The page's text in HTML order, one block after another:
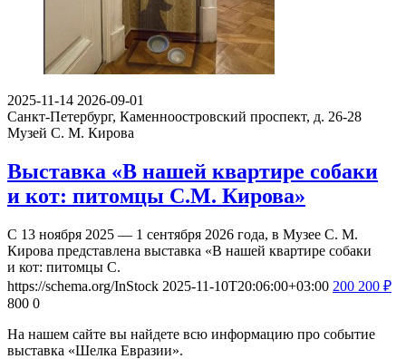
2025-11-14 2026-09-01
Санкт-Петербург, Каменноостровский проспект, д. 26-28
Музей С. М. Кирова
Выставка «В нашей квартире собаки
и кот: питомцы С.М. Кирова»
С 13 ноября 2025 — 1 сентября 2026 года, в Музее С. М.
Кирова представлена выставка «В нашей квартире собаки
и кот: питомцы С.
https://schema.org/InStock 2025-11-10T20:06:00+03:00 200 200 ₽
800 0
На нашем сайте вы найдете всю информацию про событие
выставка «Шелка Евразии».